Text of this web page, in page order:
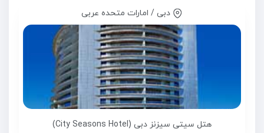
دبی / امارات متحده عربی
هتل سیتی سیزنز دبی (City Seasons Hotel)